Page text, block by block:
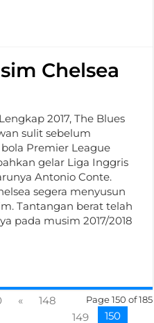
Chelsea
2017, The Blues
sulit sebelum
Premier League
gelar Liga Inggris
Antonio Conte.
segera menyusun
Tantangan berat telah
pada musim 2017/2018
Page 150 of 185
«
148
149
150